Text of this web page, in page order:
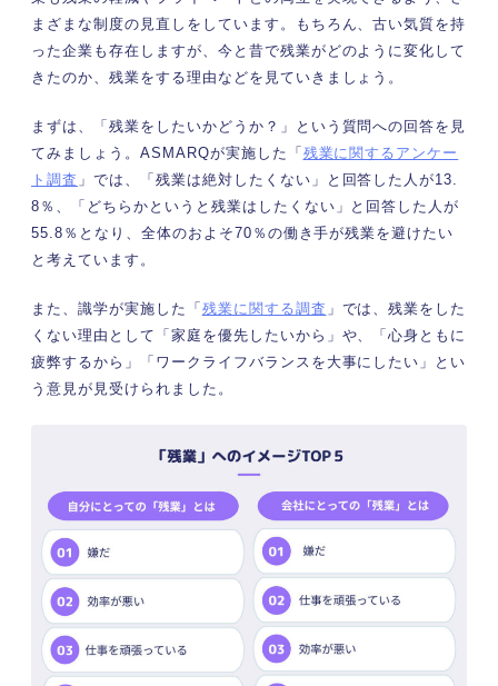
まざまな制度の見直しをしています。もちろん、古い気質を持
った企業も存在しますが、今と昔で残業がどのように変化して
きたのか、残業をする理由などを見ていきましょう。
まずは、「残業をしたいかどうか？」という質問への回答を見
てみましょう。ASMARQが実施した「 残業に関するアンケー
ト調査 」では、「残業は絶対したくない」と回答した人が13.
8％、「どちらかというと残業はしたくない」と回答した人が
55.8％となり、全体のおよそ70％の働き手が残業を避けたい
と考えています。
また、識学が実施した「 残業に関する調査 」では、残業をした
くない理由として「家庭を優先したいから」や、「心身ともに
疲弊するから」「ワークライフバランスを大事にしたい」とい
う意見が見受けられました。